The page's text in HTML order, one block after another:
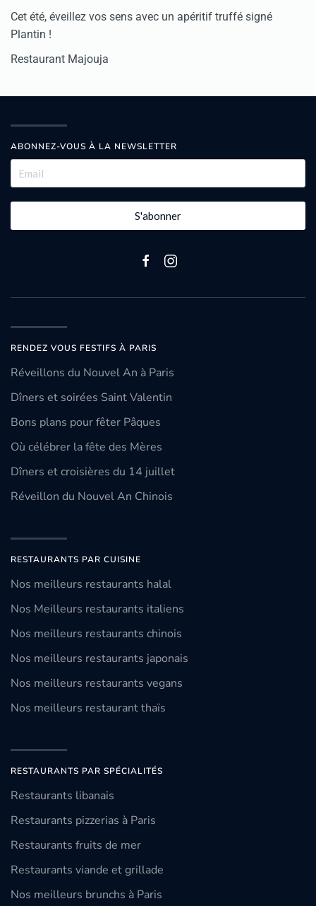
Cet été, éveillez vos sens avec un apéritif truffé signé
Plantin !
Restaurant Majouja
ABONNEZ-VOUS À LA NEWSLETTER
S'abonner
RENDEZ VOUS FESTIFS À PARIS
Réveillons du Nouvel An à Paris
Dîners et soirées Saint Valentin
Bons plans pour fêter Pâques
Où célébrer la fête des Mères
Dîners et croisières du 14 juillet
Réveillon du Nouvel An Chinois
RESTAURANTS PAR CUISINE
Nos meilleurs restaurants halal
Nos Meilleurs restaurants italiens
Nos meilleurs restaurants chinois
Nos meilleurs restaurants japonais
Nos meilleurs restaurants vegans
Nos meilleurs restaurant thaïs
RESTAURANTS PAR SPÉCIALITÉS
Restaurants libanais
Restaurants pizzerias à Paris
Restaurants fruits de mer
Restaurants viande et grillade
Nos meilleurs brunchs à Paris